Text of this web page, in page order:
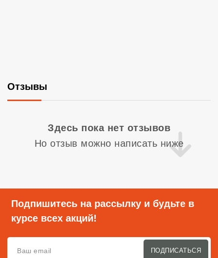
Отзывы
Здесь пока нет отзывов
Но отзыв можно написать ниже
Подпишитесь на рассылку и будьте в
курсе всех акций!
ПОДПИСАТЬСЯ